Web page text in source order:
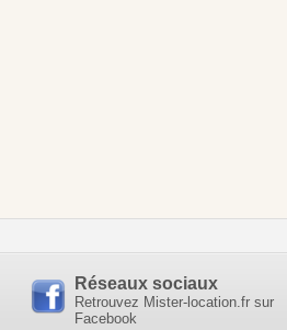
Réseaux sociaux
Retrouvez Mister-location.fr sur
Facebook